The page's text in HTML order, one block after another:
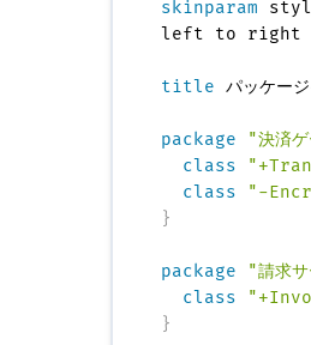
skinparam
left to right
title パッケー
package "決済
class
class
"-
}
package "請求
class
}